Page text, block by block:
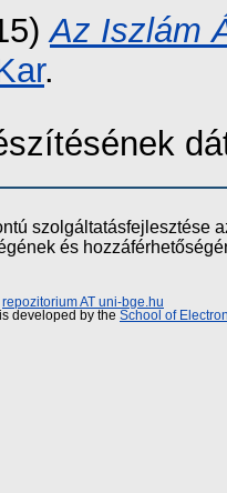
Az Iszlám
.
szolgáltatásfejlesztése
és
repozitorium AT uni-bge.hu
developed by the School of